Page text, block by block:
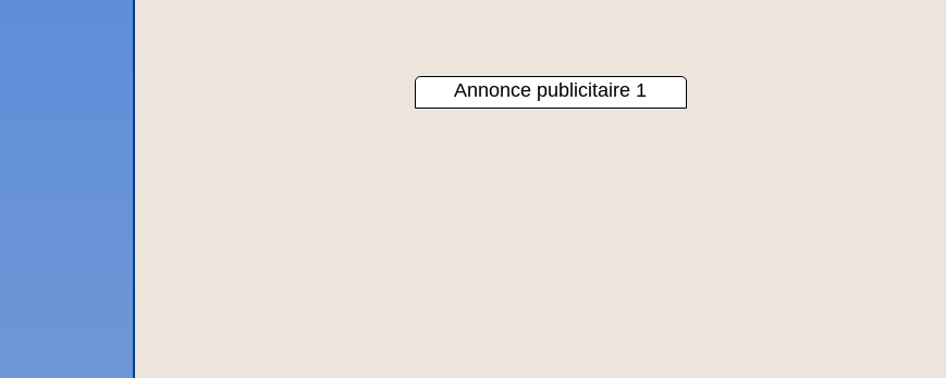
Annonce publicitaire 1